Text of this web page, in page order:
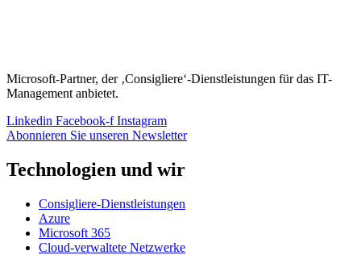
Microsoft-Partner, der ‚Consigliere‘-Dienstleistungen für das IT-
Management anbietet.
Linkedin Facebook-f Instagram
Abonnieren Sie unseren Newsletter
Technologien und wir
Consigliere-Dienstleistungen
Azure
Microsoft 365
Cloud-verwaltete Netzwerke